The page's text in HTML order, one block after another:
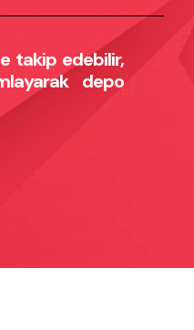
takip edebilir,
depo